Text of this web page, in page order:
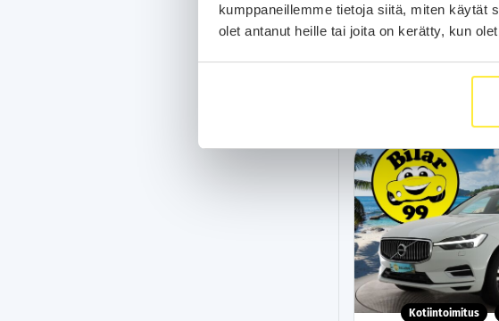
kumppaneillemme tietoja siitä, miten käytät
olet antanut heille tai joita on kerätty, kun
Kotiintoimitus